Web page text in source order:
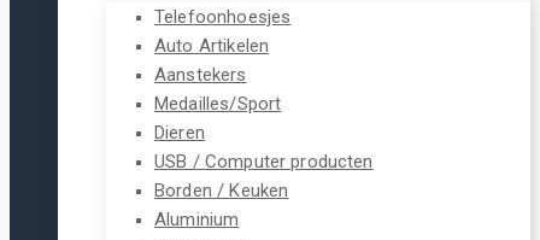
Telefoonhoesjes
Auto Artikelen
Aanstekers
Medailles/Sport
Dieren
USB / Computer producten
Borden / Keuken
Aluminium